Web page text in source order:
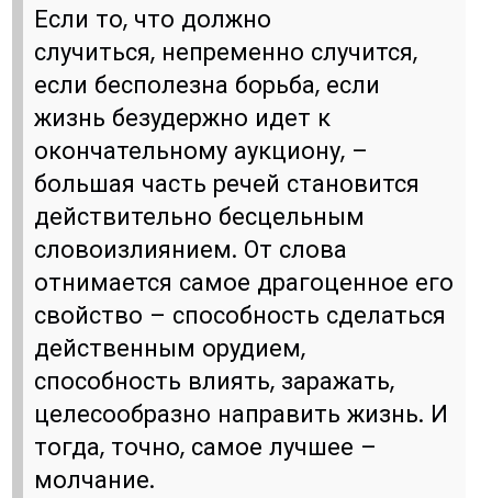
Если то, что должно
случиться, непременно случится,
если бесполезна борьба, если
жизнь безудержно идет к
окончательному аукциону, –
большая часть речей становится
действительно бесцельным
словоизлиянием. От слова
отнимается самое драгоценное его
свойство – способность сделаться
действенным орудием,
способность влиять, заражать,
целесообразно направить жизнь. И
тогда, точно, самое лучшее –
молчание.